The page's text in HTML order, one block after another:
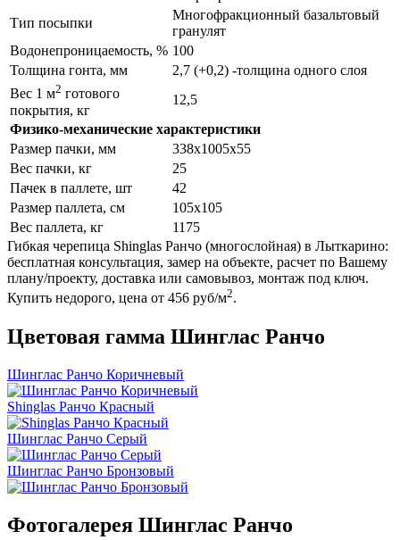
Тип посыпки
Многофракционный базальтовый
гранулят
Водонепроницаемость, % 100
Толщина гонта, мм
2,7 (+0,2) -толщина одного слоя
Вес 1 м2 готового
покрытия, кг
12,5
Физико-механические характеристики
Размер пачки, мм
338х1005х55
Вес пачки, кг
25
Пачек в паллете, шт
42
Размер паллета, см
105х105
Вес паллета, кг
1175
Гибкая черепица Shinglas Ранчо (многослойная) в Лыткарино:
бесплатная консультация, замер на объекте, расчет по Вашему
плану/проекту, доставка или самовывоз, монтаж под ключ.
Купить недорого, цена от 456 руб/м2.
Цветовая гамма Шинглас Ранчо
Шинглас Ранчо Коричневый
Shinglas Ранчо Красный
Шинглас Ранчо Серый
Шинглас Ранчо Бронзовый
Фотогалерея Шинглас Ранчо